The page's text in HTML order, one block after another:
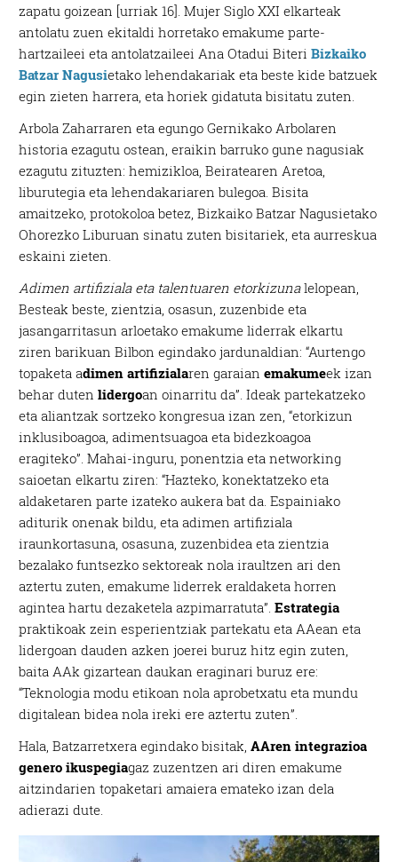
zapatu goizean [urriak 16]. Mujer Siglo XXI elkarteak
antolatu zuen ekitaldi horretako emakume parte-
hartzaileei eta antolatzaileei Ana Otadui BiteriBizkaiko
Batzar Nagusietako lehendakariak eta beste kide batzuek
egin zieten harrera, eta horiek gidatuta bisitatu zuten.
Arbola Zaharraren eta egungo Gernikako Arbolaren
historia ezagutu ostean, eraikin barruko gune nagusiak
ezagutu zituzten: hemizikloa, Beiratearen Aretoa,
liburutegia eta lehendakariaren bulegoa. Bisita
amaitzeko, protokoloa betez, Bizkaiko Batzar Nagusietako
Ohorezko Liburuan sinatu zuten bisitariek, eta aurreskua
eskaini zieten.
Adimen artifiziala eta talentuaren etorkizunalelopean,
Besteak beste, zientzia, osasun, zuzenbide eta
jasangarritasun arloetako emakume liderrak elkartu
ziren barikuan Bilbon egindako jardunaldian: “Aurtengo
topaketa adimen artifizialaren garaianemakumeek izan
behar dutenlidergoan oinarritu da”. Ideak partekatzeko
eta aliantzak sortzeko kongresua izan zen, “etorkizun
inklusiboagoa, adimentsuagoa eta bidezkoagoa
eragiteko”. Mahai-inguru, ponentzia eta networking
saioetan elkartu ziren: “Hazteko, konektatzeko eta
aldaketaren parte izateko aukera bat da. Espainiako
aditurik onenak bildu, eta adimen artifiziala
iraunkortasuna, osasuna, zuzenbidea eta zientzia
bezalako funtsezko sektoreak nola iraultzen ari den
aztertu zuten, emakume liderrek eraldaketa horren
agintea hartu dezaketela azpimarratuta”.Estrategia
praktikoak zein esperientziak partekatu eta AAean eta
lidergoan dauden azken joerei buruz hitz egin zuten,
baita AAk gizartean daukan eraginari buruz ere:
“Teknologia modu etikoan nola aprobetxatu eta mundu
digitalean bidea nola ireki ere aztertu zuten”.
Hala, Batzarretxera egindako bisitak,AAren integrazioa
genero ikuspegiagaz zuzentzen ari diren emakume
aitzindarien topaketari amaiera emateko izan dela
adierazi dute.